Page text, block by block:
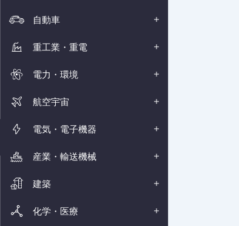
自動車
重工業・重電
電力・環境
航空宇宙
電気・電子機器
産業・輸送機械
建築
化学・医療